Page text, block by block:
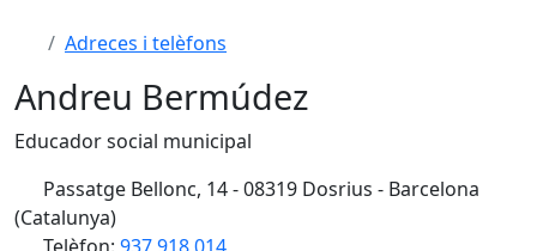
Adreces i telèfons
Andreu Bermúdez
Educador social municipal
Passatge Bellonc, 14 - 08319 Dosrius - Barcelona
(Catalunya)